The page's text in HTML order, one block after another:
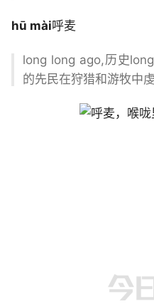
hū mài呼麦
long long ago,历史
的先民在狩猎和游牧中